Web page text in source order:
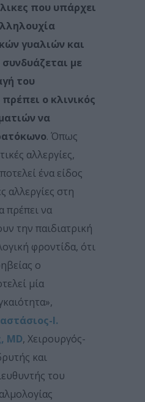
που υπάρχει
γυαλιών και
με
του
ο κλινικός
να
. Όπως
αλλεργίες,
ένα είδος
αλλεργίες στη
πρέπει να
την παιδιατρική
φροντίδα, ότι
ο
μία
Ι.
MD, Χειρουργός-
και
του